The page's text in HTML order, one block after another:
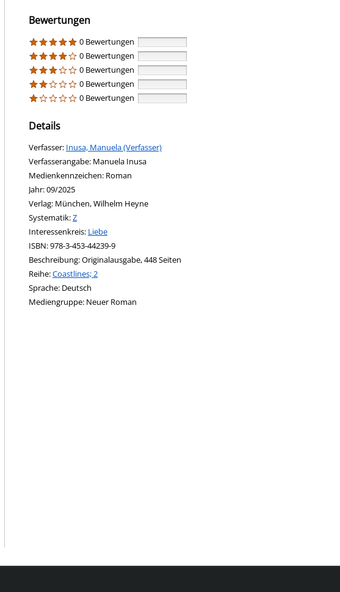
Bewertungen
0 Bewertungen
0 Bewertungen
0 Bewertungen
0 Bewertungen
0 Bewertungen
Details
Verfasser: Suche nach diesem Verfasser
Inusa, Manuela (Verfasser)
Verfasserangabe: Manuela Inusa
Medienkennzeichen: Roman
Jahr:09/2025
Verlag: München, Wilhelm Heyne
opens in new tab
Diesen Link in neuem Tab öffnen
Systematik:Suche nach dieser Systematik
Z
Interessenkreis: Suche nach diesem Interessenskreis
Liebe
ISBN:978-3-453-44239-9
Beschreibung:Originalausgabe, 448 Seiten
Reihe:Coastlines; 2
Suche nach dieser Beteiligten Person
Sprache: Deutsch
Mediengruppe: Neuer Roman